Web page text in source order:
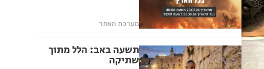
מערכת האתר
תשעה באב: הלל מתוך
שתיקה